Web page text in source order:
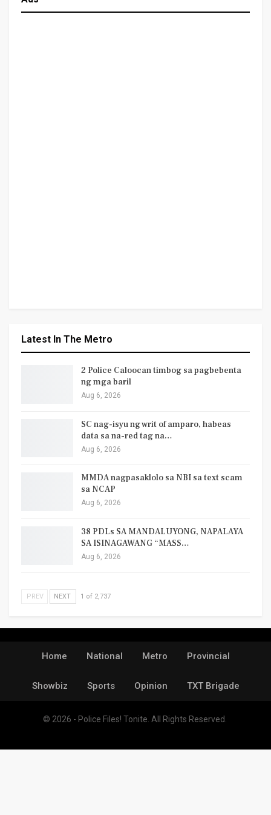
Latest In The Metro
2 Police Caloocan timbog sa pagbebenta
ng mga baril
Aug 6, 2026
SC nag-isyu ng writ of amparo, habeas
data sa na-red tag na…
Aug 6, 2026
MMDA nagpasaklolo sa NBI sa text scam
sa NCAP
Aug 6, 2026
38 PDLs SA MANDALUYONG, NAPALAYA
SA ISINAGAWANG “MASS…
Aug 6, 2026
PREV NEXT 1 of 2,737
Home National Metro Provincial
Showbiz Sports Opinion TXT Brigade
© 2026 - Police Files! Tonite. All Rights Reserved.